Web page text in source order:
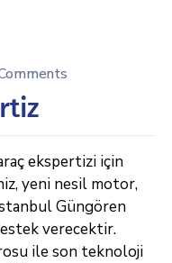
ekspertizi için
yeni nesil motor,
Güngören
verecektir.
ile son teknoloji